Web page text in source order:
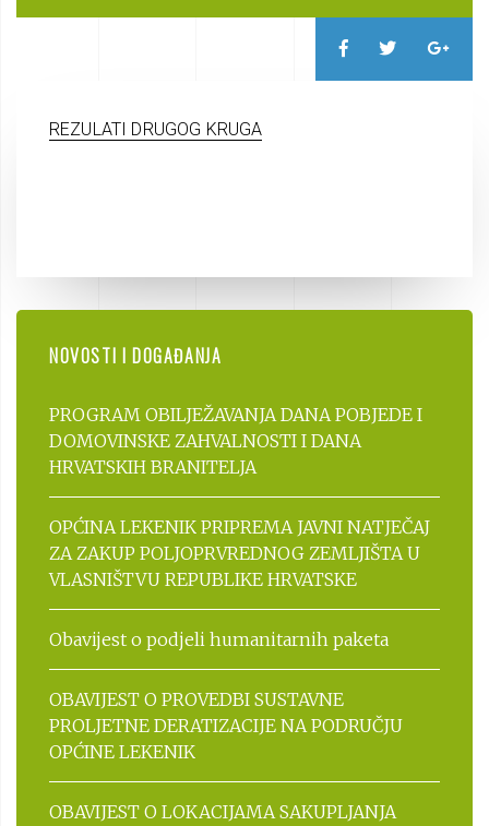
REZULATI DRUGOG KRUGA
NOVOSTI I DOGAĐANJA
PROGRAM OBILJEŽAVANJA DANA POBJEDE I
DOMOVINSKE ZAHVALNOSTI I DANA
HRVATSKIH BRANITELJA
OPĆINA LEKENIK PRIPREMA JAVNI NATJEČAJ
ZA ZAKUP POLJOPRVREDNOG ZEMLJIŠTA U
VLASNIŠTVU REPUBLIKE HRVATSKE
Obavijest o podjeli humanitarnih paketa
OBAVIJEST O PROVEDBI SUSTAVNE
PROLJETNE DERATIZACIJE NA PODRUČJU
OPĆINE LEKENIK
OBAVIJEST O LOKACIJAMA SAKUPLJANJA